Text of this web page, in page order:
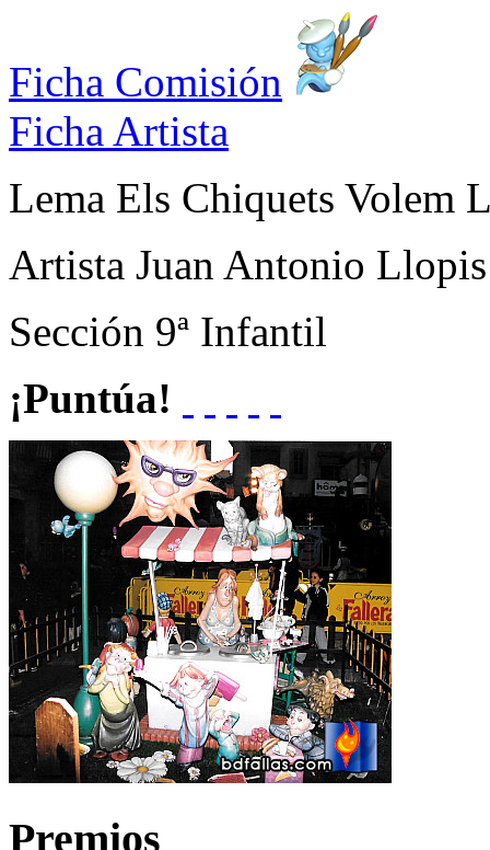
Ficha Comisión
Ficha Artista
Lema Els Chiquets Volem
Artista Juan Antonio
Sección 9ª Infantil
¡Puntúa!
Premios